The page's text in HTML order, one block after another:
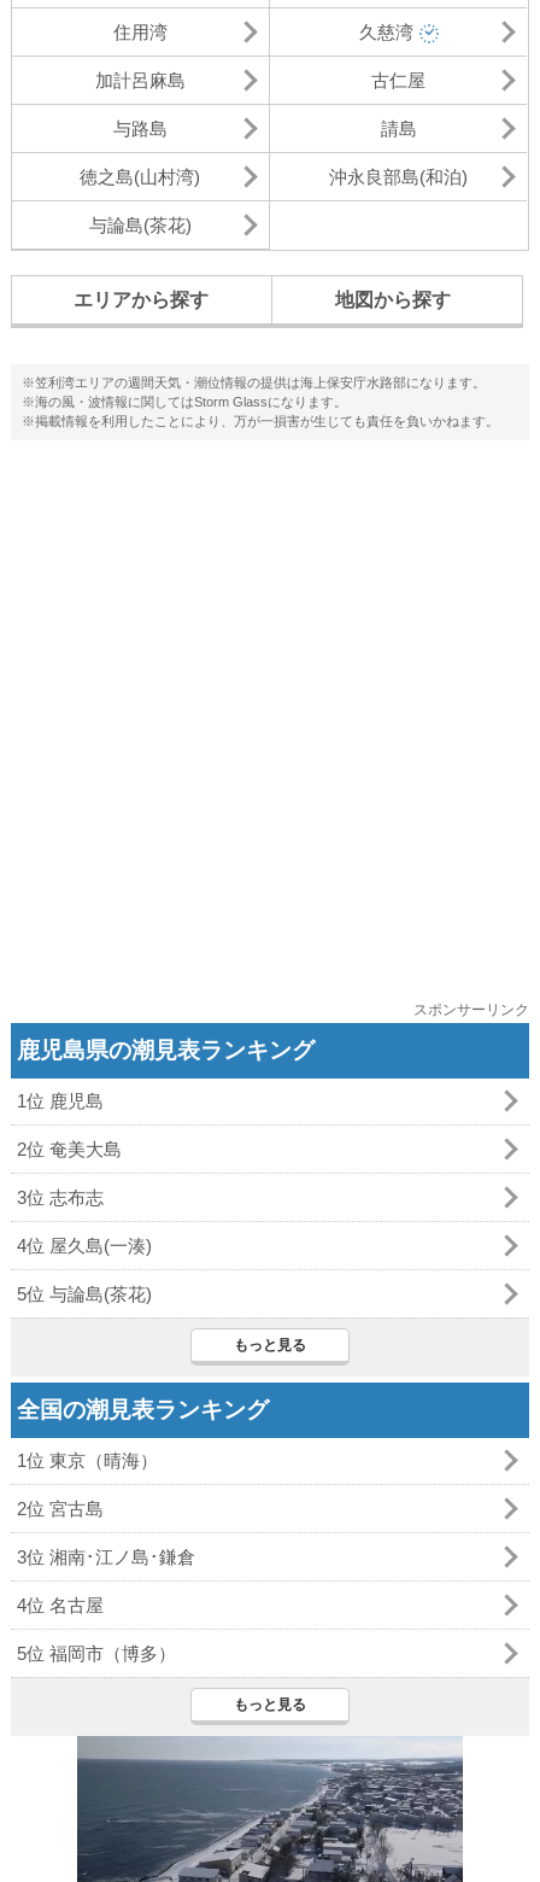
住用湾 久慈湾
加計呂麻島 古仁屋
与路島 請島
徳之島(山村湾) 沖永良部島(和泊)
与論島(茶花)
エリアから探す 地図から探す
※笠利湾エリアの週間天気・潮位情報の提供は海上保安庁水路部になります。
※海の風・波情報に関してはStorm Glassになります。
※掲載情報を利用したことにより、万が一損害が生じても責任を負いかねます。
スポンサーリンク
鹿児島県の潮見表ランキング
1位 鹿児島
2位 奄美大島
3位 志布志
4位 屋久島(一湊)
5位 与論島(茶花)
もっと見る
全国の潮見表ランキング
1位 東京（晴海）
2位 宮古島
3位 湘南･江ノ島･鎌倉
4位 名古屋
5位 福岡市（博多）
もっと見る